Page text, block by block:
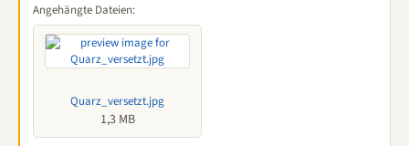
Angehängte Dateien:
Quarz_versetzt.jpg
1,3 MB